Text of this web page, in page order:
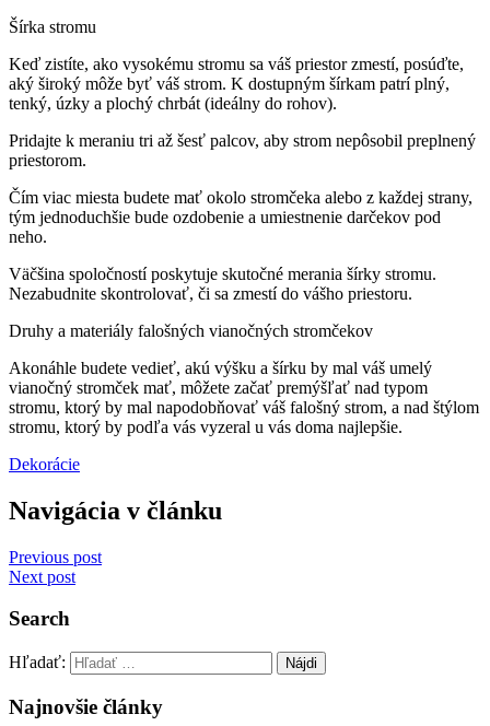
Šírka stromu
Keď zistíte, ako vysokému stromu sa váš priestor zmestí, posúďte,
aký široký môže byť váš strom. K dostupným šírkam patrí plný,
tenký, úzky a plochý chrbát (ideálny do rohov).
Pridajte k meraniu tri až šesť palcov, aby strom nepôsobil preplnený
priestorom.
Čím viac miesta budete mať okolo stromčeka alebo z každej strany,
tým jednoduchšie bude ozdobenie a umiestnenie darčekov pod
neho.
Väčšina spoločností poskytuje skutočné merania šírky stromu.
Nezabudnite skontrolovať, či sa zmestí do vášho priestoru.
Druhy a materiály falošných vianočných stromčekov
Akonáhle budete vedieť, akú výšku a šírku by mal váš umelý
vianočný stromček mať, môžete začať premýšľať nad typom
stromu, ktorý by mal napodobňovať váš falošný strom, a nad štýlom
stromu, ktorý by podľa vás vyzeral u vás doma najlepšie.
Dekorácie
Navigácia v článku
Previous post
Next post
Search
Hľadať:
Najnovšie články